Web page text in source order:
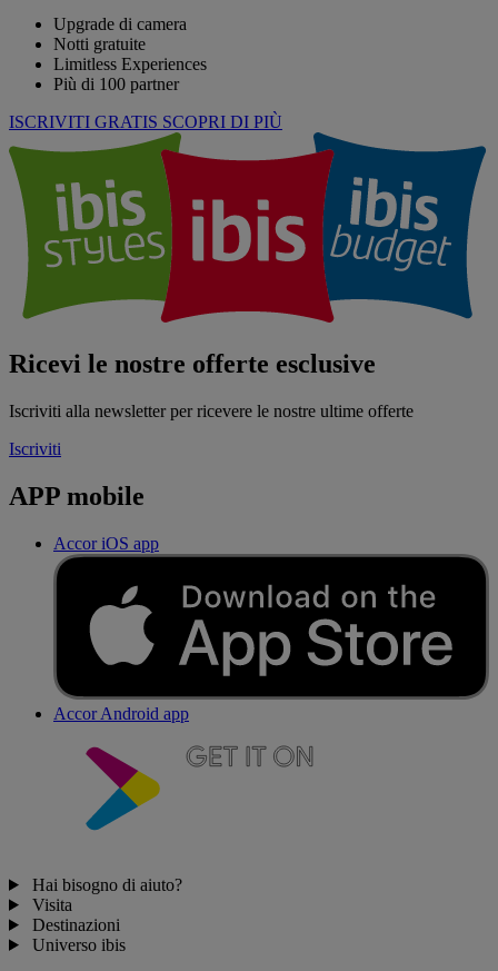
Upgrade di camera
Notti gratuite
Limitless Experiences
Più di 100 partner
ISCRIVITI GRATIS SCOPRI DI PIÙ
Ricevi le nostre offerte esclusive
Iscriviti alla newsletter per ricevere le nostre ultime offerte
Iscriviti
APP mobile
Accor iOS app
Accor Android app
Hai bisogno di aiuto?
Visita
Destinazioni
Universo ibis